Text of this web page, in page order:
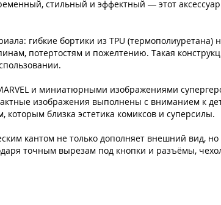
стильный и эффектный — этот
гибкие бортики из TPU
потертостям и пожелтению. Такая
и миниатюрными изображениями
изображения выполнены с вниманием к
которым близка эстетика комиксов и суперсилы.
кантом не только дополняет внешний
точным вырезам под кнопки и разъёмы,